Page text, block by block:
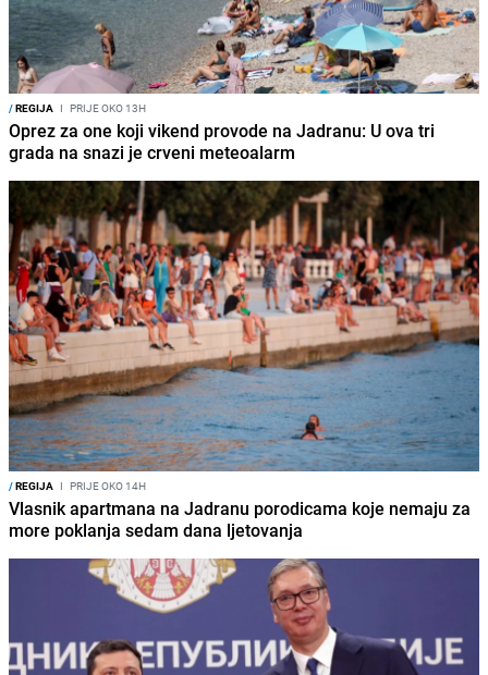
/REGIJA I PRIJE OKO 13H
Oprez za one koji vikend provode na Jadranu: U ova tri
grada na snazi je crveni meteoalarm
/REGIJA I PRIJE OKO 14H
Vlasnik apartmana na Jadranu porodicama koje nemaju za
more poklanja sedam dana ljetovanja